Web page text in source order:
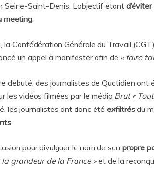
Saint-Denis. L’objectif étant
meeting
la Confédération Générale du Travail
un appel à manifester afin de « faire
débuté, des journalistes de Quotidien ont
les vidéos filmées par le média Brut «
les journalistes ont donc été exfiltrés du
pour divulguer le nom de son propre
grandeur de la France »et de la